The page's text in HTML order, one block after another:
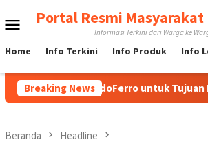
ke
Menu
Mobile
Portal Resmi
Informasi Terkini dari Warga ke
Home Info Terkini Info Produk Info
Breaking News
Nama Media IndoFerro untuk Tujuan
Beranda Headline